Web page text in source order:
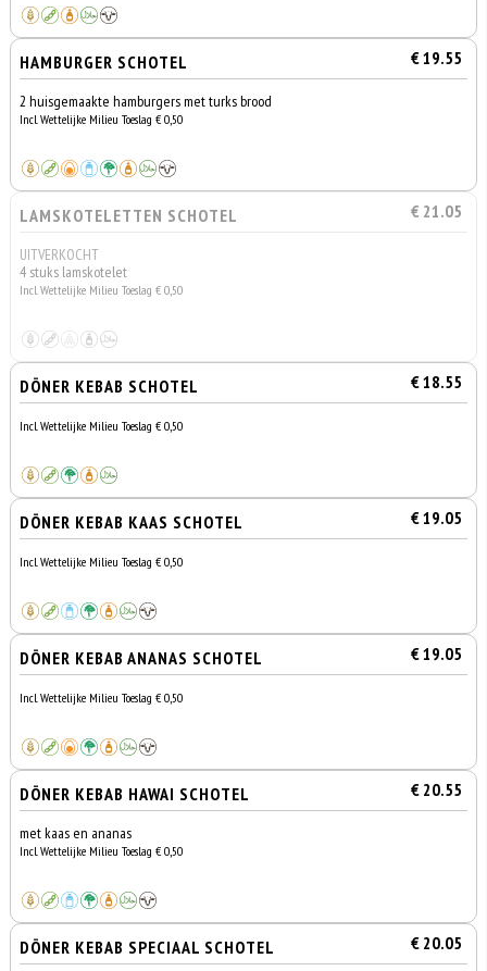
HAMBURGER SCHOTEL € 19.55
2 huisgemaakte hamburgers met turks brood
Incl. Wettelijke Milieu Toeslag € 0,50
LAMSKOTELETTEN SCHOTEL € 21.05
UITVERKOCHT
4 stuks lamskotelet
Incl. Wettelijke Milieu Toeslag € 0,50
DÖNER KEBAB SCHOTEL € 18.55
Incl. Wettelijke Milieu Toeslag € 0,50
DÖNER KEBAB KAAS SCHOTEL € 19.05
Incl. Wettelijke Milieu Toeslag € 0,50
DÖNER KEBAB ANANAS SCHOTEL € 19.05
Incl. Wettelijke Milieu Toeslag € 0,50
DÖNER KEBAB HAWAI SCHOTEL € 20.55
met kaas en ananas
Incl. Wettelijke Milieu Toeslag € 0,50
DÖNER KEBAB SPECIAAL SCHOTEL € 20.05